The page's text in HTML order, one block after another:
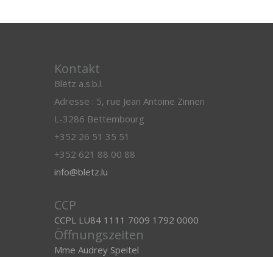
Kontakt
Blëtz a.s.b.l.
Adresse : 5, rue Jean Antoine Zinnen
L-3286 Bettembourg
+352 26 51 35 51
+352 621 88 00 88
info@bletz.lu
CCP
CCPL LU84 1111 7009 1792 0000
Öffnungszeiten
Mme Audrey Speitel